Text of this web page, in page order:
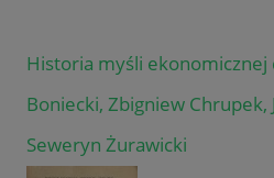
Historia myśli
Boniecki, Zbigniew
Seweryn Żurawicki